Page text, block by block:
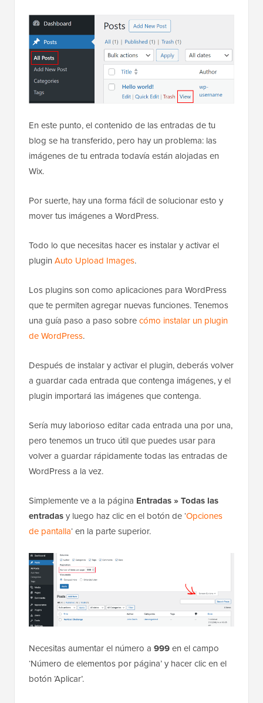
En este punto, el contenido de las entradas de tu
blog se ha transferido, pero hay un problema: las
imágenes de tu entrada todavía están alojadas en
Wix.
Por suerte, hay una forma fácil de solucionar esto y
mover tus imágenes a WordPress.
Todo lo que necesitas hacer es instalar y activar el
plugin Auto Upload Images.
Los plugins son como aplicaciones para WordPress
que te permiten agregar nuevas funciones. Tenemos
una guía paso a paso sobrecómo instalar un plugin
de WordPress.
Después de instalar y activar el plugin, deberás volver
a guardar cada entrada que contenga imágenes, y el
plugin importará las imágenes que contenga.
Sería muy laborioso editar cada entrada una por una,
pero tenemos un truco útil que puedes usar para
volver a guardar rápidamente todas las entradas de
WordPress a la vez.
Simplemente ve a la página Entradas » Todas las
entradasy luego haz clic en el botón de ‘Opciones
de pantalla‘ en la parte superior.
Necesitas aumentar el número a 999en el campo
‘Número de elementos por página’ y hacer clic en el
botón ‘Aplicar’.